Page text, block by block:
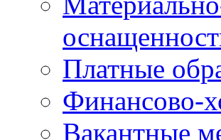
Платные
Финансово-
Вакантные